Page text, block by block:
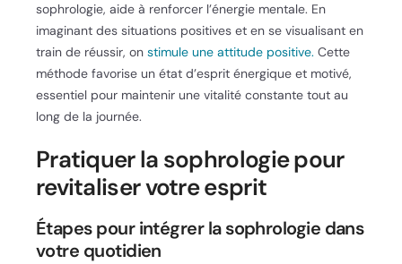
sophrologie, aide à renforcer l’énergie mentale. En
imaginant des situations positives et en se visualisant en
train de réussir, on stimule une attitude positive. Cette
méthode favorise un état d’esprit énergique et motivé,
essentiel pour maintenir une vitalité constante tout au
long de la journée.
Pratiquer la sophrologie pour
revitaliser votre esprit
Étapes pour intégrer la sophrologie dans
votre quotidien